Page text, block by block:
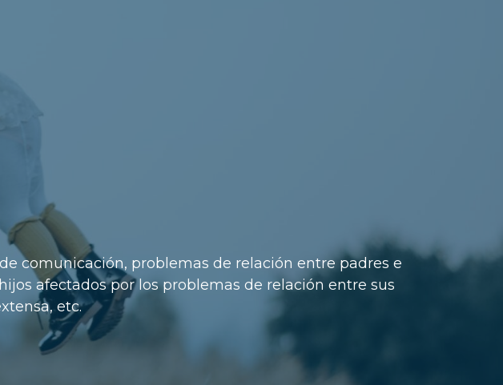
comunicación, problemas de relación entre padres e
afectados por los problemas de relación entre sus
etc.